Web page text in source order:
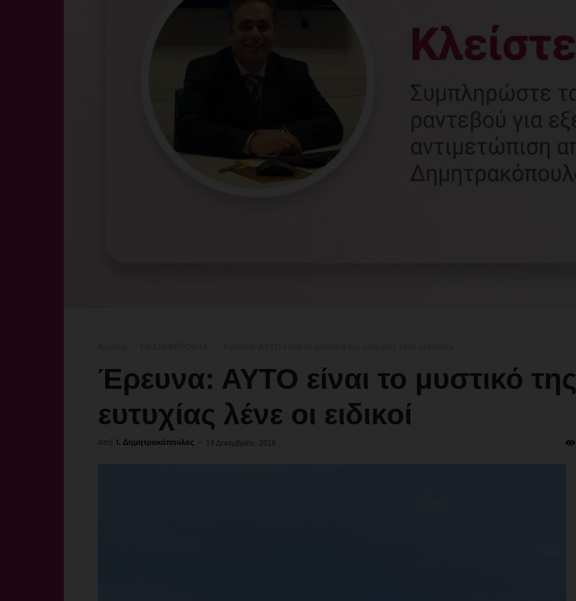
Γυναικολόγος
Γλυφάδα
Έρευνα: ΑΥΤΟ είναι το μυστικό της
ευτυχίας λένε οι ειδικοί
Από Ι. Δημητρακόπουλος - 14 Δεκεμβρίου, 2016